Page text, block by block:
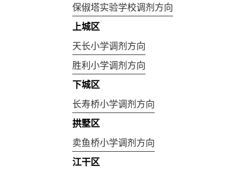
保俶塔实验学校调剂方向
上城区
天长小学调剂方向
胜利小学调剂方向
下城区
长寿桥小学调剂方向
拱墅区
卖鱼桥小学调剂方向
江干区